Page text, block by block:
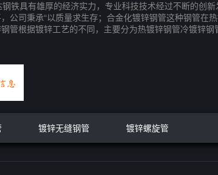
铁具有雄厚的经济实力，专业科技技术经过不断的
公司秉承“以质量求生存；合金化镀锌钢管这种钢管
管根据镀锌工艺的不同，主要分为热镀锌钢管冷镀锌钢
镀锌无缝钢管 镀锌螺旋管